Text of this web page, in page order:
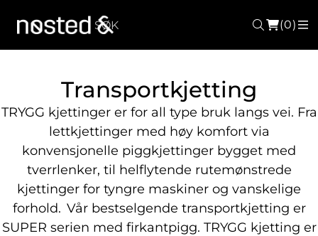
Søk
(0)
Transportkjetting
TRYGG kjettinger er for all type bruk langs vei. Fra
lettkjettinger med høy komfort via
konvensjonelle piggkjettinger bygget med
tverrlenker, til helflytende rutemønstrede
kjettinger for tyngre maskiner og vanskelige
forhold. Vår bestselgende transportkjetting er
SUPER serien med firkantpigg. TRYGG kjetting er